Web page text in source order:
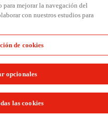
para mejorar la navegación del
con nuestros estudios para
de cookies
opcionales
las cookies